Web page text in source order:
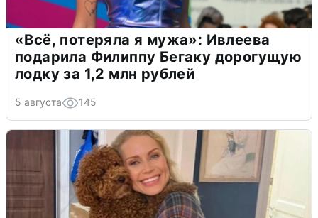
«Всё, потеряла я мужа»: Ивлеева
подарила Филиппу Бегаку дорогущую
лодку за 1,2 млн рублей
5 августа 145